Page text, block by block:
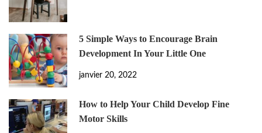
5 Simple Ways to Encourage Brain
Development In Your Little One
janvier 20, 2022
How to Help Your Child Develop Fine
Motor Skills